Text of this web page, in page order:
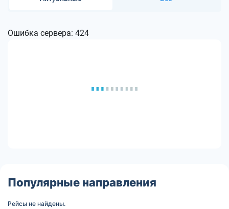
Ошибка сервера: 424
Популярные направления
Рейсы не найдены.